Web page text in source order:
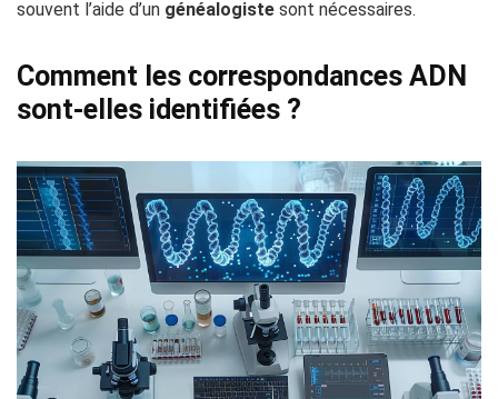
souvent l’aide d’un généalogiste sont nécessaires.
Comment les correspondances ADN
sont-elles identifiées ?